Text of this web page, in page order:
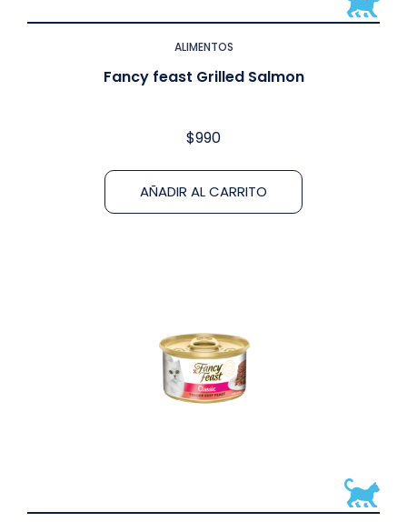
ALIMENTOS
Fancy feast Grilled Salmon
$990
AÑADIR AL CARRITO